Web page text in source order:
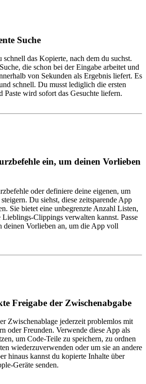
Suche
das Kopierte, nach dem du suchst.
die schon bei der Eingabe arbeitet und
von Sekunden als Ergebnis liefert. Es
schnell. Du musst lediglich die ersten
Paste wird sofort das Gesuchte liefern.
ein, um deinen Vorlieben
oder definiere deine eigenen, um
Du siehst, diese zeitsparende App
Sie bietet eine unbegrenzte Anzahl Listen,
Lieblings-Clippings verwalten kannst. Passe
deinen Vorlieben an, um die App voll
Freigabe der Zwischenabgabe
Zwischenablage jederzeit problemlos mit
oder Freunden. Verwende diese App als
um Code-Teile zu speichern, zu ordnen
wiederzuverwenden oder um sie an andere
hinaus kannst du kopierte Inhalte über
Geräte senden.